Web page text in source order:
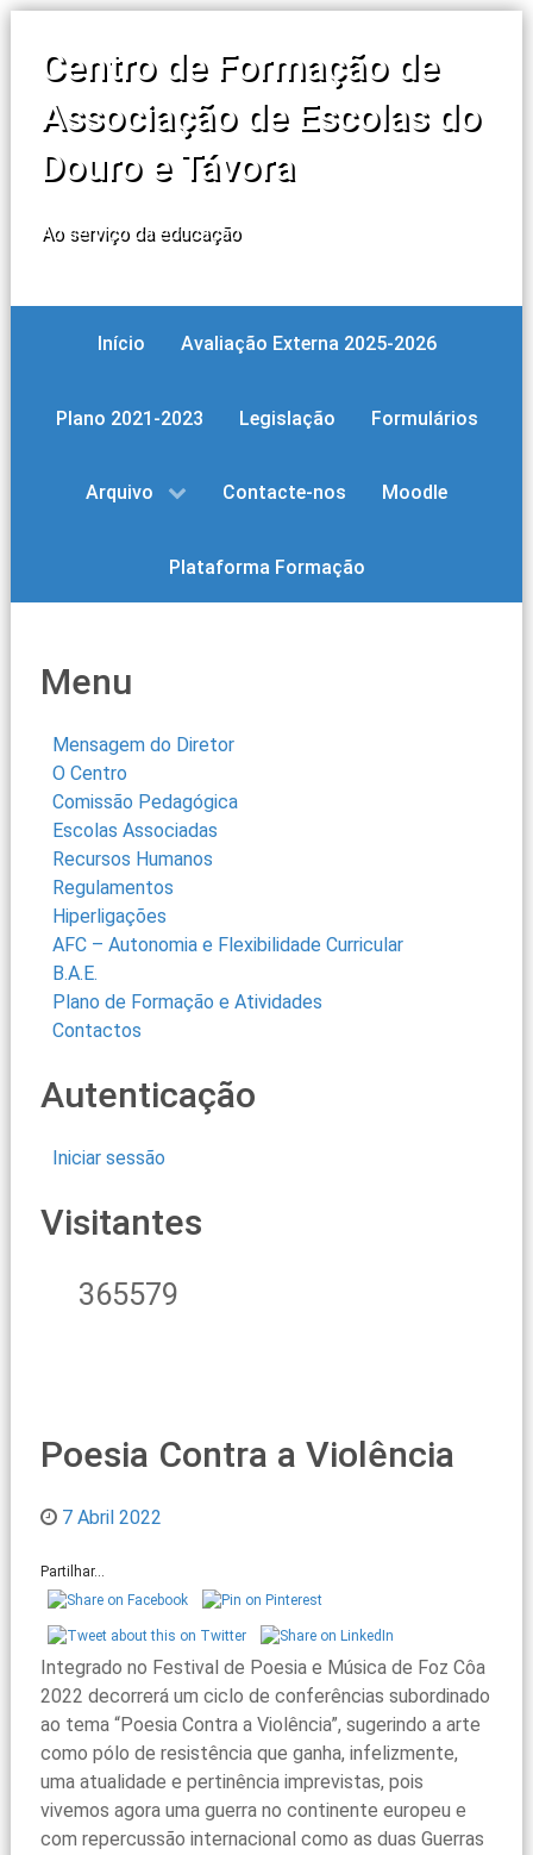
Centro de Formação de
Associação de Escolas do
Douro e Távora
Ao serviço da educação
Início Avaliação Externa 2025-2026
Plano 2021-2023 Legislação Formulários
Arquivo Contacte-nos Moodle
Plataforma Formação
Menu
Mensagem do Diretor
O Centro
Comissão Pedagógica
Escolas Associadas
Recursos Humanos
Regulamentos
Hiperligações
AFC – Autonomia e Flexibilidade Curricular
B.A.E.
Plano de Formação e Atividades
Contactos
Autenticação
Iniciar sessão
Visitantes
365579
Poesia Contra a Violência
7 Abril 2022
Partilhar...
Integrado no Festival de Poesia e Música de Foz Côa
2022 decorrerá um ciclo de conferências subordinado
ao tema “Poesia Contra a Violência”, sugerindo a arte
como pólo de resistência que ganha, infelizmente,
uma atualidade e pertinência imprevistas, pois
vivemos agora uma guerra no continente europeu e
com repercussão internacional como as duas Guerras